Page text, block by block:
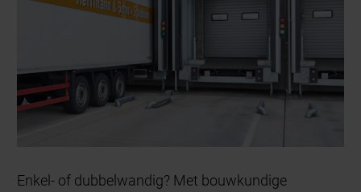
Enkel- of dubbelwandig? Met bouwkundige